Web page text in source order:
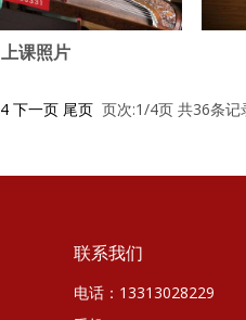
上课照片
4 下一页 尾页页次:1/4页 共36条记
联系我们
电话：13313028229